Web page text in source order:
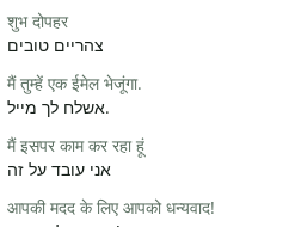
शुभ दोपहर
צהריים טובים
मैं तुम्हें एक ईमेल भेजूंगा.
אשלח לך מייל.
मैं इसपर काम कर रहा हूं
אני עובד על זה
आपकी मदद के लिए आपको धन्यवाद!